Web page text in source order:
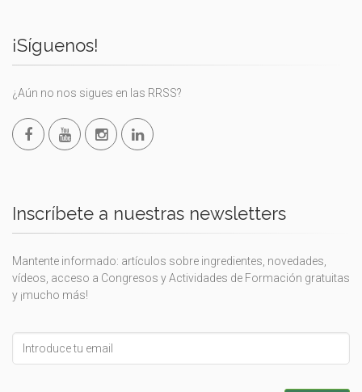
¡Síguenos!
¿Aún no nos sigues en las RRSS?
Inscríbete a nuestras newsletters
Mantente informado: artículos sobre ingredientes, novedades,
vídeos, acceso a Congresos y Actividades de Formación gratuitas
y ¡mucho más!
this
field